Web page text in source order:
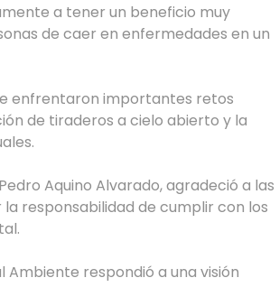
a tener un beneficio muy
de caer en enfermedades en un
enfrentaron importantes retos
de tiraderos a cielo abierto y la
Aquino Alvarado, agradeció a las
responsabilidad de cumplir con los
respondió a una visión